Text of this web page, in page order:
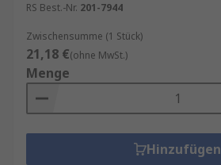
RS Best.-Nr. 201-7944
Zwischensumme (1 Stück)
21,18 €(ohne MwSt.)
Menge
Hinzufügen